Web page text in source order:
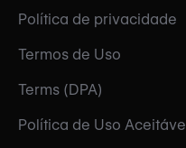
Política de privacidade
Termos de Uso
Terms (DPA)
Política de Uso Aceitável